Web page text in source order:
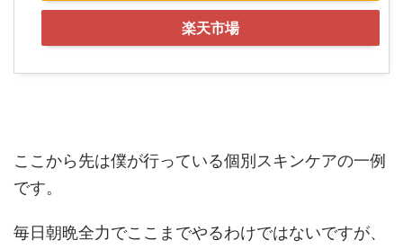
楽天市場
ここから先は僕が行っている個別スキンケアの一例
です。
毎日朝晩全力でここまでやるわけではないですが、